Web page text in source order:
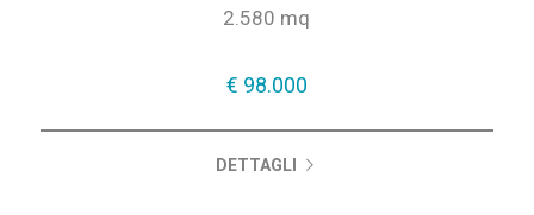
2.580 mq
€ 98.000
DETTAGLI